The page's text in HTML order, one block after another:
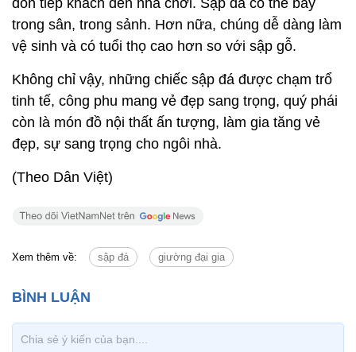
đón tiếp khách đến nhà chơi. Sập đá có thể bày
trong sân, trong sảnh. Hơn nữa, chúng dễ dàng làm
vệ sinh và có tuổi thọ cao hơn so với sập gỗ.
Không chỉ vậy, những chiếc sập đá được chạm trổ
tinh tế, công phu mang vẻ đẹp sang trọng, quý phái
còn là món đồ nội thất ấn tượng, làm gia tăng vẻ
đẹp, sự sang trọng cho ngôi nhà.
(Theo Dân Việt)
Xem thêm về: sập đá giường đại gia